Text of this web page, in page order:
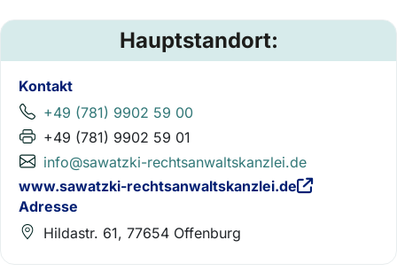
Hauptstandort:
Kontakt
+49 (781) 9902 59 00
+49 (781) 9902 59 01
info@sawatzki-rechtsanwaltskanzlei.de
www.sawatzki-rechtsanwaltskanzlei.de
Adresse
Hildastr. 61, 77654 Offenburg